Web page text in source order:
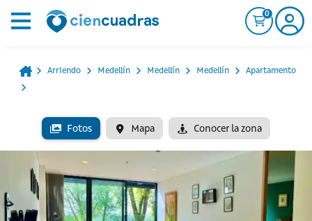
0
Arriendo Medellín Medellín Medellín Apartamento
Fotos Mapa Conocer la zona